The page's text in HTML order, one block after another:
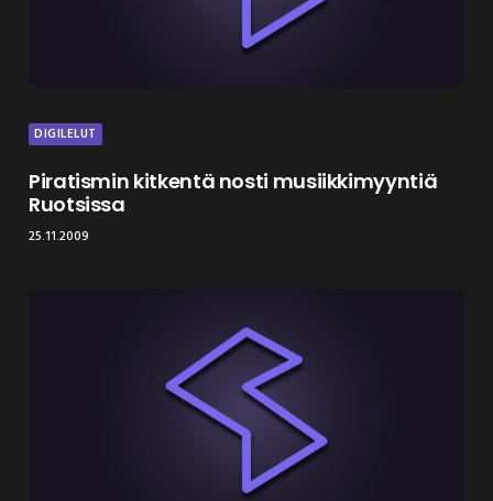
DIGILELUT
Piratismin kitkentä nosti musiikkimyyntiä
Ruotsissa
25.11.2009